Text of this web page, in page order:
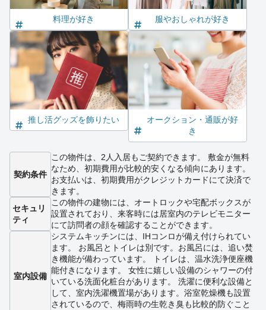
料理が好き 服やおしゃれが好き
推し活グッズを飾りたい
オークション・通販が好
き
契約条件
この物件は、2人入居もご契約できます。 敷金が無料
なため、初期費用が比較的安くなる傾向にあります。
お支払いは、初期費用がクレジットカードにて決済で
きます。
セキュリ
ティ
この物件の建物には、オートロックや宅配ボックスが
設置されており、来客時には居室内のテレビモニター
にて訪問者の顔を確認することができます。
室内設備
システムキッチンには、IHコンロが備え付けられてい
ます。 お風呂とトイレは別です。お風呂には、追い焚
き機能が備わっています。 トイレは、温水洗浄便座機
能付きになります。 女性に嬉しい設備のシャワーの付
いている洗面化粧台があります。 洗濯に便利な設備と
して、室内洗濯機置場があります。浴室乾燥機も設置
されているので、梅雨時の生乾き臭も比較的防ぐこと